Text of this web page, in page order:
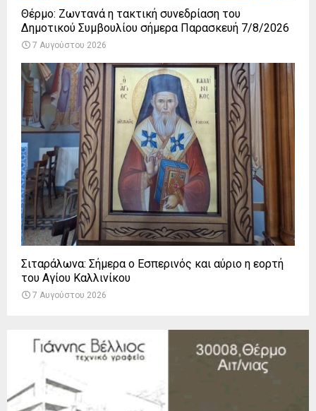
Θέρμο: Ζωντανά η τακτική συνεδρίαση του
Δημοτικού Συμβουλίου σήμερα Παρασκευή 7/8/2026
7 Αυγούστου 2026
Σιταράλωνα: Σήμερα ο Εσπερινός και αύριο η εορτή
του Αγίου Καλλινίκου
7 Αυγούστου 2026